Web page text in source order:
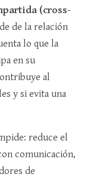
(cross-
de la relación
lo que la
en su
al
y si evita una
reduce el
comunicación,
de